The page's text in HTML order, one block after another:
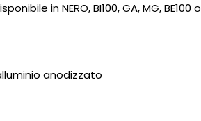
in NERO, BI100, GA, MG, BE100 o
anodizzato